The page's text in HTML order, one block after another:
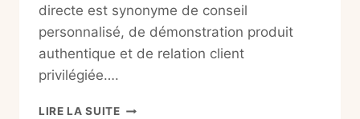
directe est synonyme de conseil
personnalisé, de démonstration produit
authentique et de relation client
privilégiée….
LIRE LA SUITEVENTE